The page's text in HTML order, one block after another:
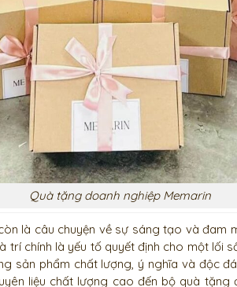
Quà tặng doanh nghiệp Memarin
là câu chuyện về sự sáng tạo và đam
trí chính là yếu tố quyết định cho một lối
sản phẩm chất lượng, ý nghĩa và độc
liệu chất lượng cao đến bộ quà